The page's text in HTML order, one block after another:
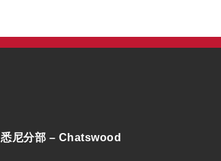
悉尼分部 – Chatswood